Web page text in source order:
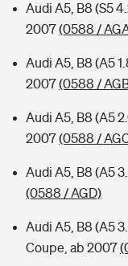
Wer versichert was:
Sie haben Fragen?
Zur Übersicht
Tools
Kinderunfall-Check:
Sie haben Fragen?
Audi A5, B8 (S5
2007(0588 /
Audi A5, B8 (A5
2007(0588 /
Audi A5, B8 (A5
2007(0588 /
Audi A5, B8 (A5
(0588 / AGD)
Audi A5, B8 (A5
Coupe, ab 2007